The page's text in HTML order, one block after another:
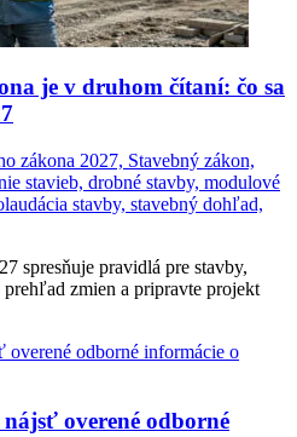
je v druhom čítaní: čo sa
zákona 2027, Stavebný zákon,
stavieb, drobné stavby, modulové
stavby, stavebný dohľad,
spresňuje pravidlá pre stavby,
zmien a pripravte projekt
overené odborné